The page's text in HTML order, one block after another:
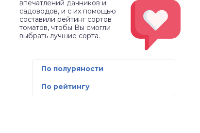
впечатлений дачников и
садоводов, и с их помощью
составили рейтинг сортов
томатов, чтобы Вы смогли
выбрать лучшие сорта.
По полуряности
По рейтингу